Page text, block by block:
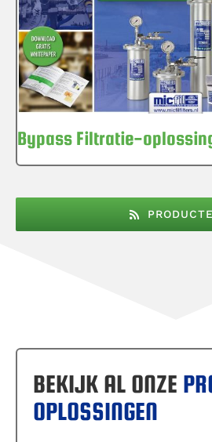
Bypass Filtratie-
BEKIJK AL ONZE
OPLOSSINGEN